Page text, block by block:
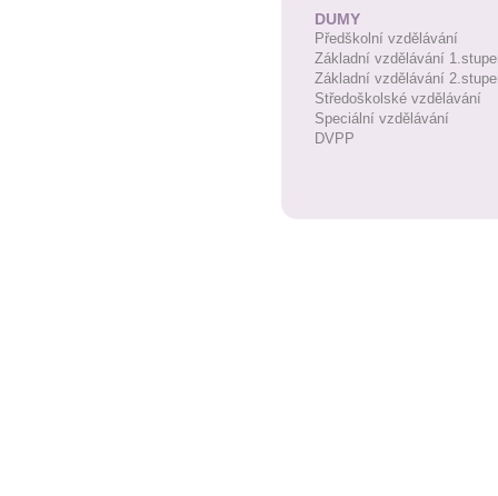
DUMY
Předškolní vzdělávání
Základní vzdělávání
Základní vzdělávání
Středoškolské vzdělávání
Speciální vzdělávání
DVPP